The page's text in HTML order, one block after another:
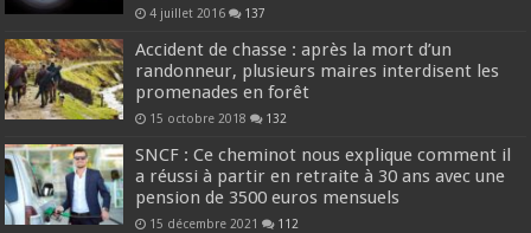
4 juillet 2016 137
Accident de chasse : après la mort d’un
randonneur, plusieurs maires interdisent les
promenades en forêt
15 octobre 2018 132
SNCF : Ce cheminot nous explique comment il
a réussi à partir en retraite à 30 ans avec une
pension de 3500 euros mensuels
15 décembre 2021 112